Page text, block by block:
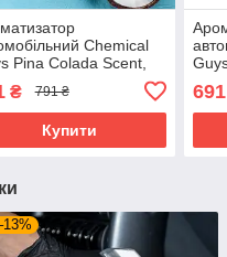
Chemical
Pina Colada Scent,
₴ 791 ₴
Купити
691